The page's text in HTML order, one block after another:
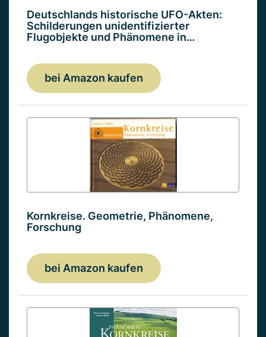
Deutschlands historische UFO-Akten:
Schilderungen unidentifizierter
Flugobjekte und Phänomene in…
bei Amazon kaufen
Kornkreise. Geometrie, Phänomene,
Forschung
bei Amazon kaufen